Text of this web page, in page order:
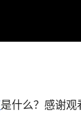
是什么？感谢观